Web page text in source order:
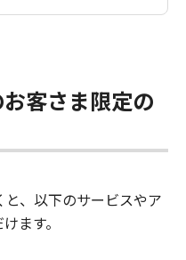
客さま限定の
と、以下のサービスやア
ます。